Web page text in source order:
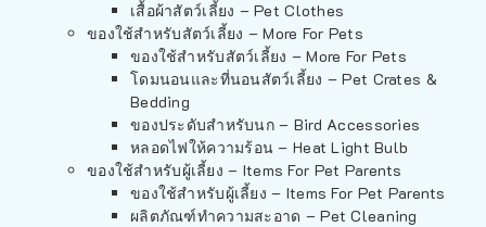
เสื้อผ้าสัตว์เลี้ยง – Pet Clothes
ของใช้สำหรับสัตว์เลี้ยง – More For Pets
ของใช้สำหรับสัตว์เลี้ยง – More For Pets
โดมนอนและที่นอนสัตว์เลี้ยง – Pet Crates &
Bedding
ของประดับสำหรับนก – Bird Accessories
หลอดไฟให้ความร้อน – Heat Light Bulb
ของใช้สำหรับผู้เลี้ยง – Items For Pet Parents
ของใช้สำหรับผู้เลี้ยง – Items For Pet Parents
ผลิตภัณฑ์ทำความสะอาด – Pet Cleaning